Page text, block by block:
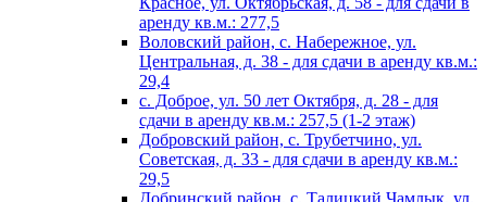
аренду кв.м.: 277,5
Воловский район, с. Набережное, ул.
Центральная, д. 38 - для сдачи в аренду кв.м.:
29,4
с. Доброе, ул. 50 лет Октября, д. 28 - для
сдачи в аренду кв.м.: 257,5 (1-2 этаж)
Добровский район, с. Трубетчино, ул.
Советская, д. 33 - для сдачи в аренду кв.м.:
29,5
Добринский район, с. Талицкий Чамлык, ул.